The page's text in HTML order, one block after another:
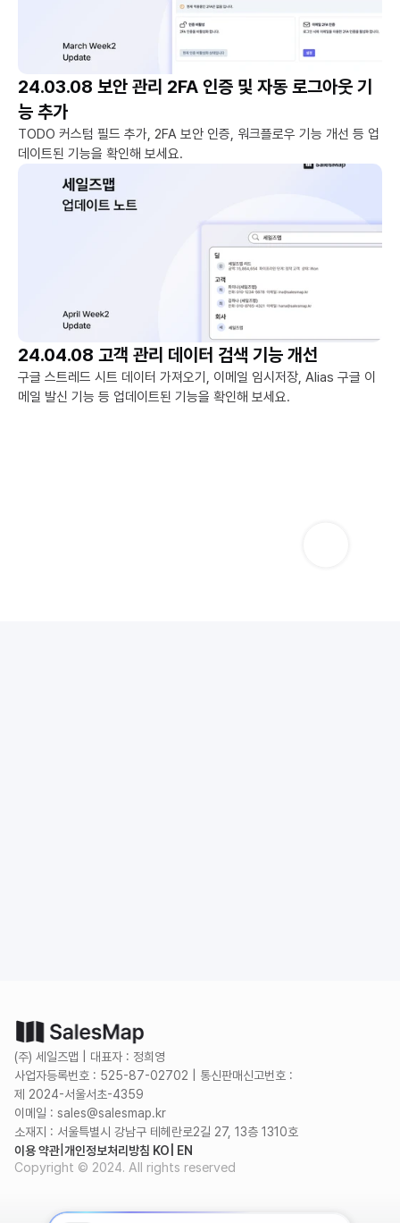
24.03.08 보안 관리 2FA 인증 및 자동 로그아웃 기
능 추가
TODO 커스텀 필드 추가, 2FA 보안 인증, 워크플로우 기능 개선 등 업
데이트된 기능을 확인해 보세요.
24.04.08 고객 관리 데이터 검색 기능 개선
구글 스트레드 시트 데이터 가져오기, 이메일 임시저장, Alias 구글 이
메일 발신 기능 등 업데이트된 기능을 확인해 보세요.
(주) 세일즈맵 | 대표자 : 정희영
사업자등록번호 : 525-87-02702 | 통신판매신고번호 :
제 2024-서울서초-4359
이메일 : sales@salesmap.kr
소재지 : 서울특별시 강남구 테헤란로2길 27, 13층 1310호
이용 약관 개인정보처리방침 KO | EN
Copyright © 2024. All rights reserved